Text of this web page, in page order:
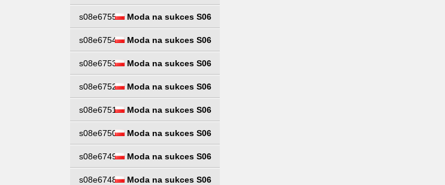
s08e6755 Moda na sukces S06
s08e6754 Moda na sukces S06
s08e6753 Moda na sukces S06
s08e6752 Moda na sukces S06
s08e6751 Moda na sukces S06
s08e6750 Moda na sukces S06
s08e6749 Moda na sukces S06
s08e6748 Moda na sukces S06